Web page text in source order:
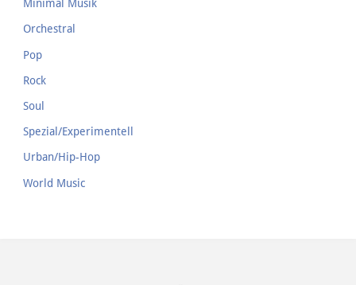
Minimal Musik
Orchestral
Pop
Rock
Soul
Spezial/Experimentell
Urban/Hip-Hop
World Music